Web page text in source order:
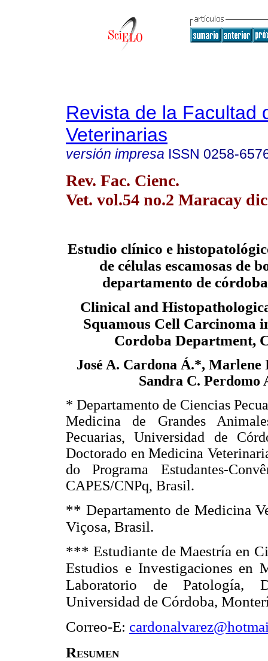
Revista de la Facultad
Veterinarias
versión impresa ISSN 0258-
Rev. Fac. Cienc.
Vet. vol.54 no.2 Maracay
Estudio clínico e
de células escamosas de
departamento de
Clinical and
Squamous Cell Carcinoma
Cordoba Department,
José A. Cardona Á.*, Marlene
Sandra C. Perdomo
* Departamento de Ciencias
Medicina de Grandes
Pecuarias, Universidad de
Doctorado en Medicina
do Programa Estudantes-
CAPES/CNPq, Brasil.
** Departamento de Medicina
Viçosa, Brasil.
*** Estudiante de Maestría en
Estudios e Investigaciones en
Laboratorio de Patología,
Universidad de Córdoba,
Correo-E:
Resumen